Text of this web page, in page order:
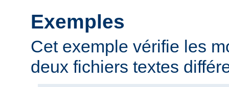
Exemples
Cet exemple vérifie les
deux fichiers textes